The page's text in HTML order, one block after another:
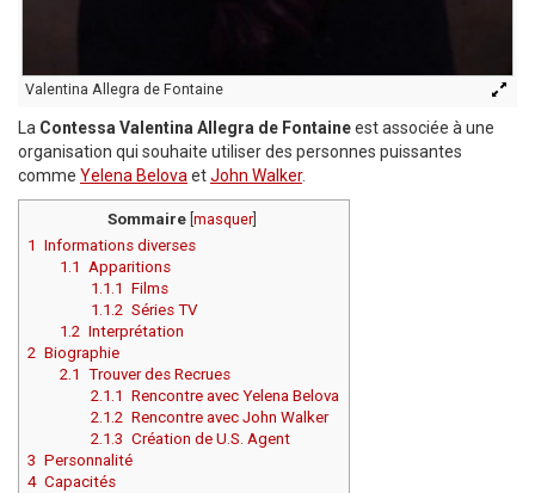
Valentina Allegra de Fontaine
La Contessa Valentina Allegra de Fontaineest associée à une
organisation qui souhaite utiliser des personnes puissantes
comme Yelena Belova etJohn Walker.
Sommaire masquer
1 Informations diverses
1.1 Apparitions
1.1.1
Films
1.1.2 Séries TV
1.2 Interprétation
2 Biographie
2.1 Trouver des Recrues
2.1.1
Rencontre avec Yelena Belova
2.1.2 Rencontre avec John Walker
2.1.3 Création de U.S. Agent
3 Personnalité
4 Capacités